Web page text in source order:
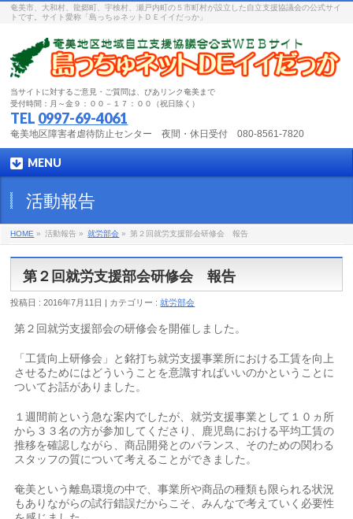
奄美市、大和村、龍郷町、宇検村、瀬戸内町の５市町村が設立した自立支援協議会の公式サイ
トです。サイト愛称「島っちゅネットＤＥイイだっか」
当サイトに対するご意見・ご質問は、ぴあリンク奄美まで
受付時間：月～金９：００－１７：００（祝日除く）
TEL 0997-69-4061
奄美地区障害者虐待防止センター 夜間・休日受付 080-8561-7820
MENU
活動報告
HOME » 活動報告 » 就労部会 » 第２回就労支援部会研修会 報告
第２回就労支援部会研修会 報告
投稿日 : 2016年7月11日 | カテゴリー :就労部会
第２回就労支援部会の研修会を開催しました。
「工賃向上研修会」と銘打ち就労支援事業所における工賃を向上
させるためにはどういうことを意識すればいいのかということに
ついてお話がありました。
１週間前という急な案内でしたが、就労支援事業として１０ヵ所
から３３名の方が参加してくださり、鹿児島における平均工賃の
推移を確認しながら、商品開発とのバランス、そのための関わる
スタッフの質について考えることができました。
奄美という離島環境の中で、事業所や商品の種類も限られる状況
もありながらの試行錯誤だからこそ、みんなで考えていく必要性